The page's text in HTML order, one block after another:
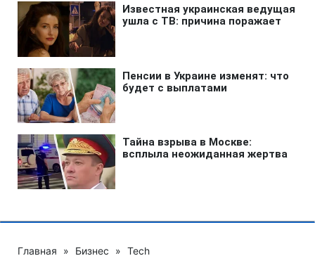
Главная » Бизнес » Tech